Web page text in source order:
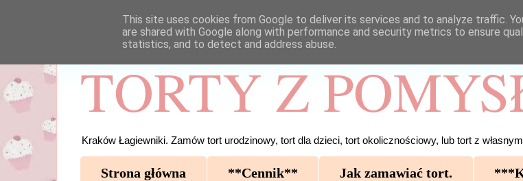
TORTY Z
Kraków Łagiewniki. Zamów tort urodzinowy, tort dla dzieci, tort okolicznościowy, lub tort z
Strona główna **Cennik** Jak zamawiać tort.
This site uses cookies from Google to deliver its services and to analyze traffic.
are shared with Google along with performance and security metrics to ensure
statistics, and to detect and address abuse.